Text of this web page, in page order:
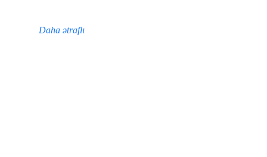
Daha ətraflı